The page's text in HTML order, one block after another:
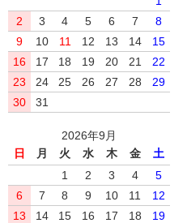
2
3 4 5 6 7
8
9
10 11 12 13 14
15
16
17 18 19 20 21
22
23
24 25 26 27 28
29
30
31
2026年9月
日
月 火 水 木 金
土
1
2 3 4
5
6
7 8 9 10 11
12
13
14 15 16 17 18
19